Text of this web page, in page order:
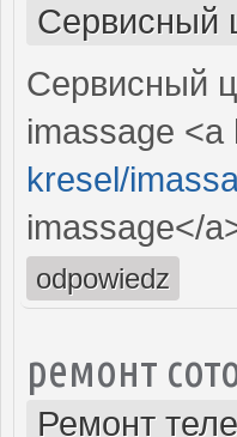
Сервисный
Сервисный
imassage <a
kresel/
imassage</
odpowiedz
ремонт
Ремонт